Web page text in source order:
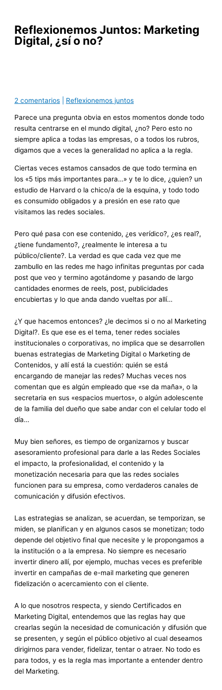
Reflexionemos Juntos: Marketing
Digital, ¿sí o no?
2 comentarios Reflexionemos juntos
Parece una pregunta obvia en estos momentos donde todo
resulta centrarse en el mundo digital, ¿no? Pero esto no
siempre aplica a todas las empresas, o a todos los rubros,
digamos que a veces la generalidad no aplica a la regla.
Ciertas veces estamos cansados de que todo termina en
los «5 tips más importantes para…» y te lo dice, ¿quien? un
estudio de Harvard o la chico/a de la esquina, y todo todo
es consumido obligados y a presión en ese rato que
visitamos las redes sociales.
Pero qué pasa con ese contenido, ¿es verídico?, ¿es real?,
¿tiene fundamento?, ¿realmente le interesa a tu
público/cliente?. La verdad es que cada vez que me
zambullo en las redes me hago infinitas preguntas por cada
post que veo y termino agotándome y pasando de largo
cantidades enormes de reels, post, publicidades
encubiertas y lo que anda dando vueltas por allí…
¿Y que hacemos entonces? ¿le decimos si o no al Marketing
Digital?. Es que ese es el tema, tener redes sociales
institucionales o corporativas, no implica que se desarrollen
buenas estrategias de Marketing Digital o Marketing de
Contenidos, y allí está la cuestión: quién se está
encargando de manejar las redes? Muchas veces nos
comentan que es algún empleado que «se da maña», o la
secretaria en sus «espacios muertos», o algún adolescente
de la familia del dueño que sabe andar con el celular todo el
día…
Muy bien señores, es tiempo de organizarnos y buscar
asesoramiento profesional para darle a las Redes Sociales
el impacto, la profesionalidad, el contenido y la
monetización necesaria para que las redes sociales
funcionen para su empresa, como verdaderos canales de
comunicación y difusión efectivos.
Las estrategias se analizan, se acuerdan, se temporizan, se
miden, se planifican y en algunos casos se monetizan; todo
depende del objetivo final que necesite y le propongamos a
la institución o a la empresa. No siempre es necesario
invertir dinero allí, por ejemplo, muchas veces es preferible
invertir en campañas de e-mail marketing que generen
fidelización o acercamiento con el cliente.
A lo que nosotros respecta, y siendo Certificados en
Marketing Digital, entendemos que las reglas hay que
crearlas según la necesidad de comunicación y difusión que
se presenten, y según el público objetivo al cual deseamos
dirigirnos para vender, fidelizar, tentar o atraer. No todo es
para todos, y es la regla mas importante a entender dentro
del Marketing.